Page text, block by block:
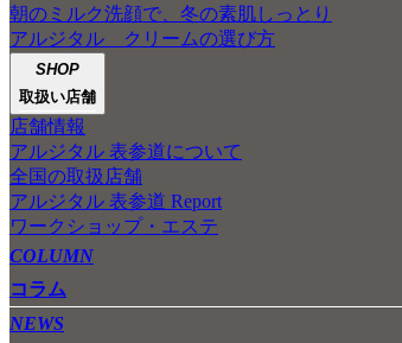
朝のミルク洗顔で、冬の素肌しっとり
アルジタル クリームの選び方
SHOP
取扱い店舗
店舗情報
アルジタル 表参道について
全国の取扱店舗
アルジタル 表参道 Report
ワークショップ・エステ
COLUMN
コラム
NEWS